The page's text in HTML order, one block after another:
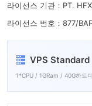
라이선스 기관：PT.
라이선스 번호：877/
VPS Standard
1*CPU / 1GRam / 40G하드